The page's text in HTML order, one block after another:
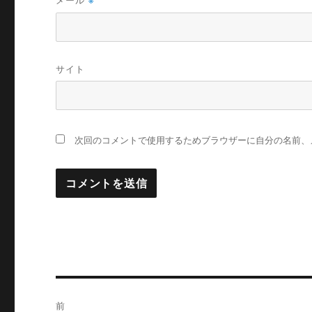
サイト
次回のコメントで使用するためブラウザーに自分の名前
前